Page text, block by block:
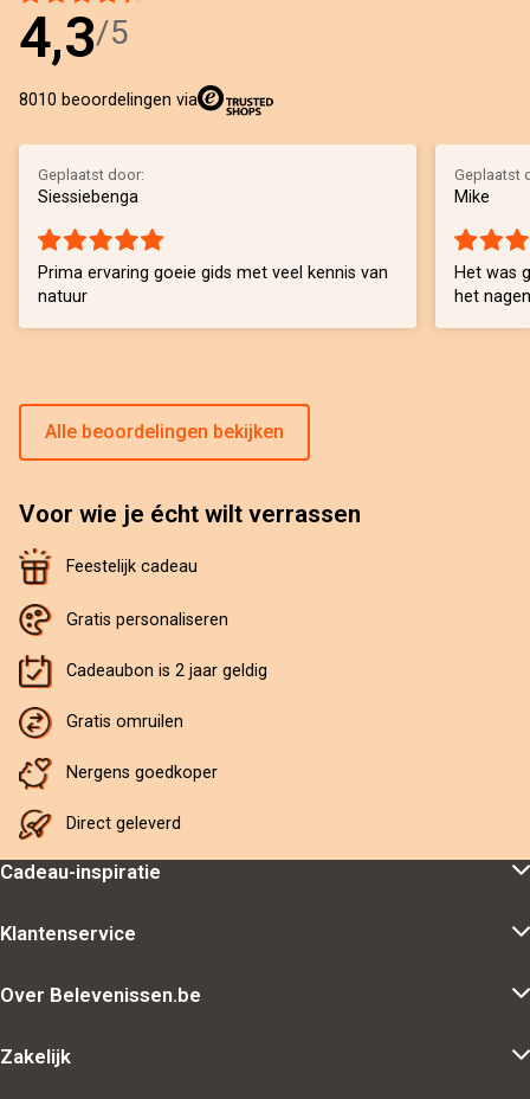
4,3/5
8010 beoordelingen via
Geplaatst door:
Siessiebenga
Prima ervaring goeie gids met veel kennis van
natuur
Geplaatst
Mike
Het was
het
Alle beoordelingen bekijken
Voor wie je écht wilt verrassen
Feestelijk cadeau
Gratis personaliseren
Cadeaubon is 2 jaar geldig
Gratis omruilen
Nergens goedkoper
Direct geleverd
Cadeau-inspiratie
Klantenservice
Over Belevenissen.be
Zakelijk